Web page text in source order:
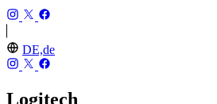
DE,de
Logitech